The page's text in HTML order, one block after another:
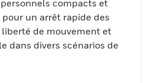
compacts et
un arrêt rapide des
de mouvement et
dans divers scénarios de